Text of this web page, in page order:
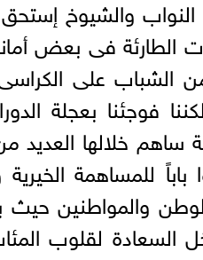
والشيوخ إستحق
الطارئة فى بعض
الشباب على
فوجئنا بعجلة
خلالها العديد
للمساهمة
بالوطن والمواطنين
السعادة لقلوب